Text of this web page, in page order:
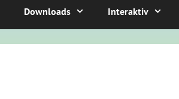
Downloads Interaktiv